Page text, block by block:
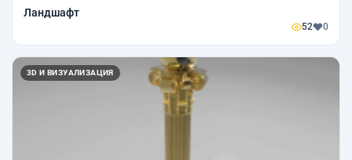
Ландшафт
52 0
3D И ВИЗУАЛИЗАЦИЯ